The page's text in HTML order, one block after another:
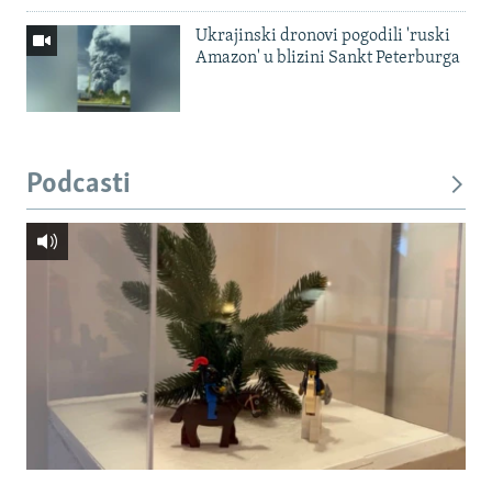
Ukrajinski dronovi pogodili 'ruski
Amazon' u blizini Sankt Peterburga
Podcasti